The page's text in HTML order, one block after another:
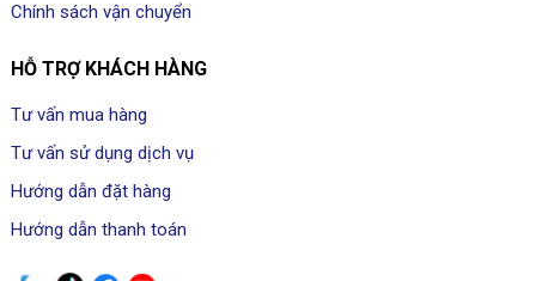
Chính sách vận chuyển
HỖ TRỢ KHÁCH HÀNG
Tư vấn mua hàng
Tư vấn sử dụng dịch vụ
Hướng dẫn đặt hàng
Hướng dẫn thanh toán